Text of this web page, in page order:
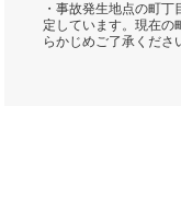
・事故発生地点の町
定しています。現在の
らかじめご了承くださ